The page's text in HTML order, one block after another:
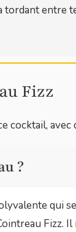
tordant entre
Fizz
cocktail, avec
?
qui
Fizz.